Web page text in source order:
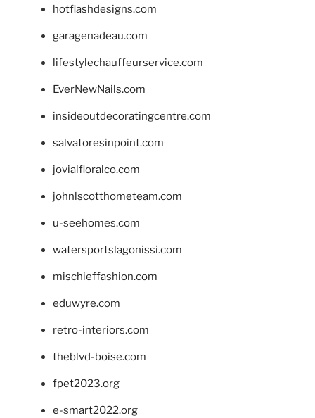
hotflashdesigns.com
garagenadeau.com
lifestylechauffeurservice.com
EverNewNails.com
insideoutdecoratingcentre.com
salvatoresinpoint.com
jovialfloralco.com
johnlscotthometeam.com
u-seehomes.com
watersportslagonissi.com
mischieffashion.com
eduwyre.com
retro-interiors.com
theblvd-boise.com
fpet2023.org
e-smart2022.org